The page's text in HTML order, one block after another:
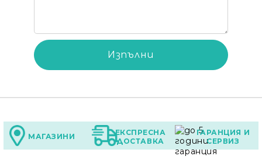
МАГАЗИНИ
ЕКСПРЕСНА
ДОСТАВКА
ГАРАНЦИЯ И
СЕРВИЗ